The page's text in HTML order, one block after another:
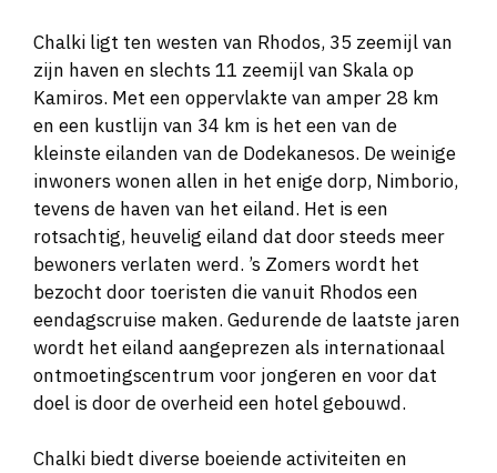
Chalki ligt ten westen van Rhodos, 35 zeemijl van
zijn haven en slechts 11 zeemijl van Skala op
Kamiros. Met een oppervlakte van amper 28 km
en een kustlijn van 34 km is het een van de
kleinste eilanden van de Dodekanesos. De weinige
inwoners wonen allen in het enige dorp, Nimborio,
tevens de haven van het eiland. Het is een
rotsachtig, heuvelig eiland dat door steeds meer
bewoners verlaten werd. ’s Zomers wordt het
bezocht door toeristen die vanuit Rhodos een
eendagscruise maken. Gedurende de laatste jaren
wordt het eiland aangeprezen als internationaal
ontmoetingscentrum voor jongeren en voor dat
doel is door de overheid een hotel gebouwd.
Chalki biedt diverse boeiende activiteiten en